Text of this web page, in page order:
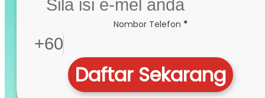
Nombor Telefon *
+60
Daftar Sekarang